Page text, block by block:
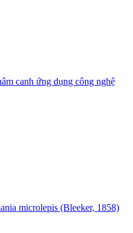
canh ứng dụng công nghệ
microlepis (Bleeker, 1858)